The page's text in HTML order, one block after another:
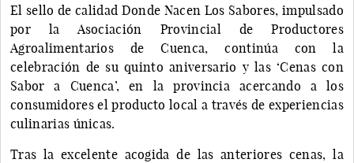
El sello de calidad Donde Nacen Los Sabores, impulsado
por la Asociación Provincial de Productores
Agroalimentarios de Cuenca, continúa con la
celebración de su quinto aniversario y las ‘Cenas con
Sabor a Cuenca’, en la provincia acercando a los
consumidores el producto local a través de experiencias
culinarias únicas.
Tras la excelente acogida de las anteriores cenas, la